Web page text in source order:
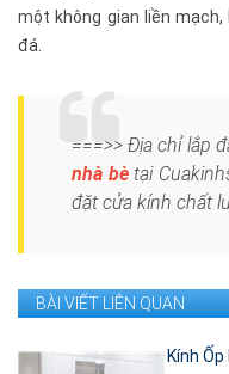
một không gian liền
đá.
===>> Địa chỉ lắp
nhà bètại
đặt cửa kính chất
BÀI VIẾT LIÊN QUAN
Kính